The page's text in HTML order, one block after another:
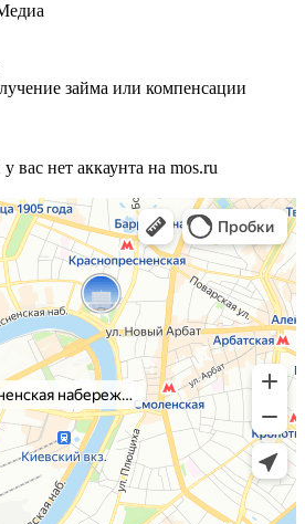
займа или компенсации
у вас нет аккаунта на mos.ru